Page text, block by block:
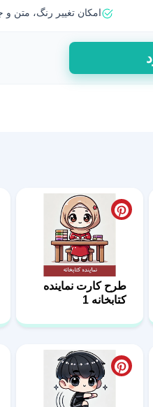
امکان تغییر رنگ، متن
طرح کارت نماینده
کتابخانه 1